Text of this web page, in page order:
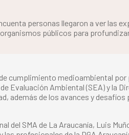
personas llegaron a ver las
públicos para
cumplimiento medioambiental
Ambiental (SEA) y la
además de los avances y desafíos
SMA de La Araucanía, Luis